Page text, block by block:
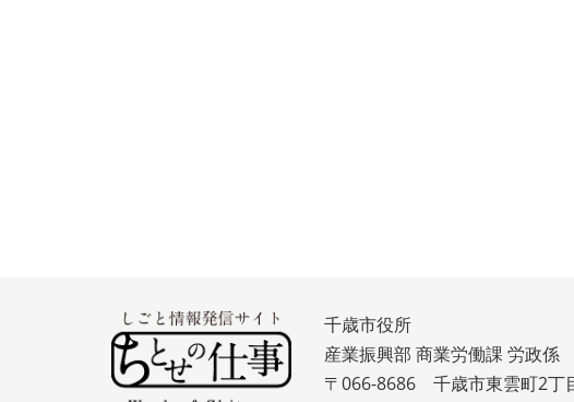
千歳市役所
産業振興部 商業労働課 労政係
〒066-8686 千歳市東雲町2丁